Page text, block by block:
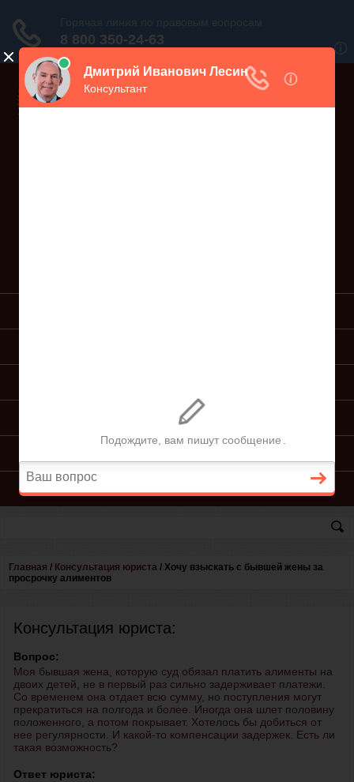
ПОДАЧА ИСКА
КОНСУЛЬТАЦИЯ ЮРИСТА
Главная / Консультация юриста / Хочу взыскать с бывшей жены за
просрочку алиментов
Консультация юриста:
Вопрос:
Моя бывшая жена, которую суд обязал платить алименты на
двоих детей, не в первый раз сильно задерживает платежи.
Со временем она отдает всю сумму, но поступления могут
прекратиться на полгода и более. Иногда она шлет половину
положенного, а потом покрывает. Хотелось бы добиться от
нее регулярности. И какой-то компенсации задержек. Есть ли
такая возможность?
Ответ юриста: